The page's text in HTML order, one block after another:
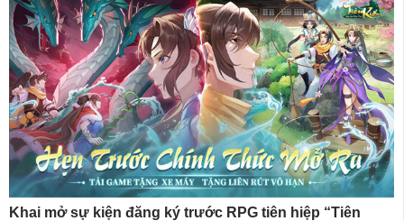
Khai mở sự kiện đăng ký trước RPG tiên hiệp “Tiên